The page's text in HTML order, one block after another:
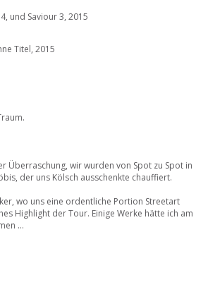
und Saviour 3, 2015
Titel, 2015
Überraschung, wir wurden von Spot zu Spot in
der uns Kölsch ausschenkte chauffiert.
wo uns eine ordentliche Portion Streetart
Highlight der Tour. Einige Werke hätte ich am
…